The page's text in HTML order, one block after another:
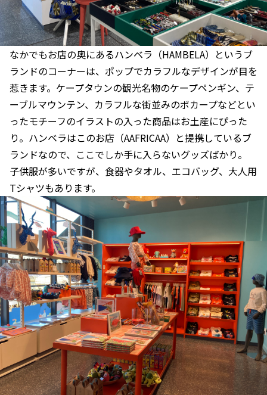
なかでもお店の奥にあるハンベラ（HAMBELA）というブ
ランドのコーナーは、ポップでカラフルなデザインが目を
惹きます。ケープタウンの観光名物のケープペンギン、テ
ーブルマウンテン、カラフルな街並みのボカープなどとい
ったモチーフのイラストの入った商品はお土産にぴった
り。ハンベラはこのお店（AAFRICAA）と提携しているブ
ランドなので、ここでしか手に入らないグッズばかり。
子供服が多いですが、食器やタオル、エコバッグ、大人用
Tシャツもあります。